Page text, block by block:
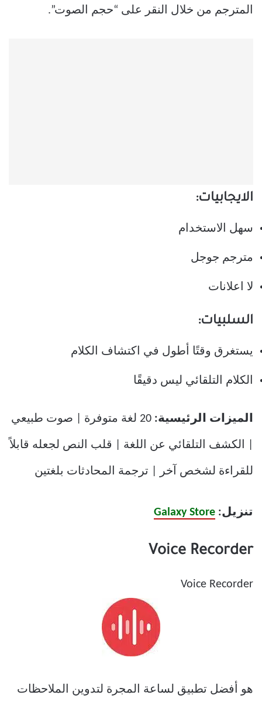
المترجم من خلال النقر على “حجم الصوت”.
الايجابيات:
سهل الاستخدام
مترجم جوجل
لا اعلانات
السلبيات:
يستغرق وقتًا أطول في اكتشاف الكلام
الكلام التلقائي ليس دقيقًا
الميزات الرئيسية: 20 لغة متوفرة | صوت طبيعي
| الكشف التلقائي عن اللغة | قلب النص لجعله قابلاً
للقراءة لشخص آخر | ترجمة المحادثات بلغتين
تنزيل: Galaxy Store
Voice Recorder
Voice Recorder
هو أفضل تطبيق لساعة المجرة لتدوين الملاحظات